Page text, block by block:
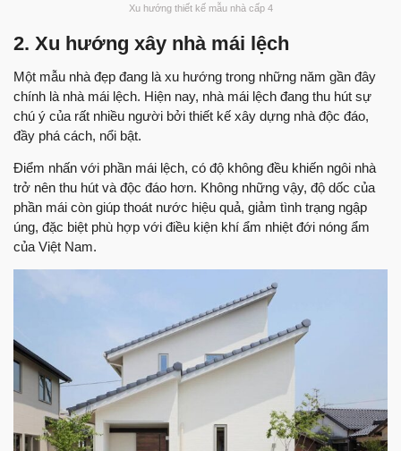
Xu hướng thiết kế mẫu nhà cấp 4
2. Xu hướng xây nhà mái lệch
Một mẫu nhà đẹp đang là xu hướng trong những năm gần đây
chính là nhà mái lệch. Hiện nay, nhà mái lệch đang thu hút sự
chú ý của rất nhiều người bởi thiết kế xây dựng nhà độc đáo,
đầy phá cách, nổi bật.
Điểm nhấn với phần mái lệch, có độ không đều khiến ngôi nhà
trở nên thu hút và độc đáo hơn. Không những vậy, độ dốc của
phần mái còn giúp thoát nước hiệu quả, giảm tình trạng ngập
úng, đặc biệt phù hợp với điều kiện khí ẩm nhiệt đới nóng ẩm
của Việt Nam.